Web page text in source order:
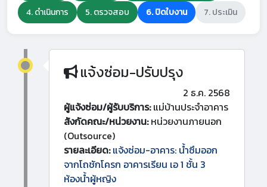
4. ดำเนินการ
5. ตรวจสอบ 6. ปิดใบงาน 7. ประเมิน
แจ้งซ่อม-ปรับปรุง
2 ธ.ค. 2568
ผู้แจ้งซ่อม/ผู้รับบริการ:แม่บ้านประจำอาคาร
สังกัดคณะ/หน่วยงาน:หน่วยงานภายนอก
(Outsource)
รายละเอียด: แจ้งซ่อม-อาคาร: น้ำซึมออก
จากโถชักโครก อาคารเรียน เอ 1 ชั้น 3
ห้องน้ำผู้หญิง